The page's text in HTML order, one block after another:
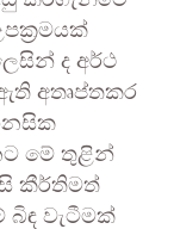
ද අර්ථ
අතෘප්තකර
මේ තුළින්
කීර්තිමත්
වැටීමක්